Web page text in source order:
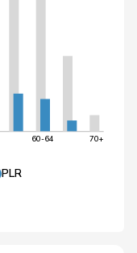
60-64 70+
PLR